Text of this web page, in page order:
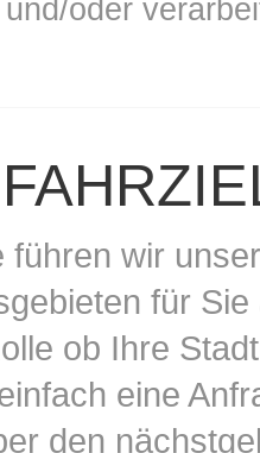
und/oder
führen wir
für
ob Ihre
eine
den